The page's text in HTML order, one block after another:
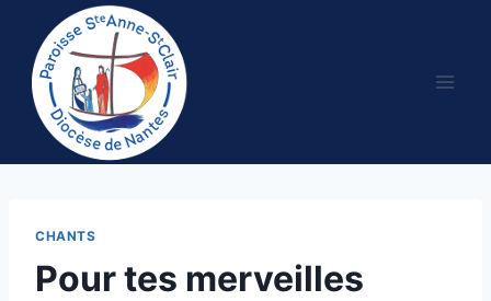
contenu
CHANTS
Pour tes merveilles